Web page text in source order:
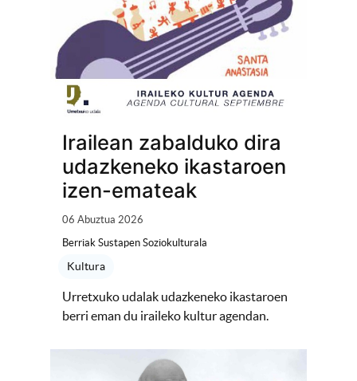
Irailean zabalduko dira
udazkeneko ikastaroen
izen-emateak
06 Abuztua 2026
Berriak Sustapen Soziokulturala
Kultura
Urretxuko udalak udazkeneko ikastaroen
berri eman du iraileko kultur agendan.